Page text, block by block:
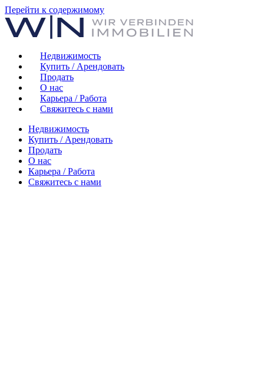
Перейти к содержимому
Недвижимость
Купить / Арендовать
Продать
О нас
Карьера / Работа
Свяжитесь с нами
Недвижимость
Купить / Арендовать
Продать
О нас
Карьера / Работа
Свяжитесь с нами